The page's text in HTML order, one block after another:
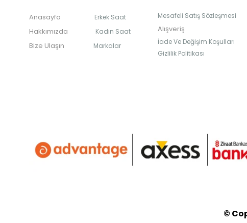
Anasayfa Erkek Saat
Hakkımızda Kadın Saat
Bize Ulaşın Markalar
Mesafeli Satış Sözleşmesi
Alışveriş
İade Ve Değişim Koşulları
Gizlilik Politikası
©